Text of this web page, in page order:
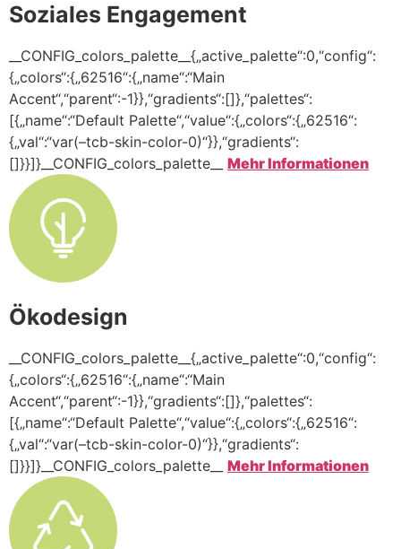
Soziales Engagement
__CONFIG_colors_palette__{„active_palette“:0,“config“:
{„colors“:{„62516“:{„name“:“Main
Accent“,“parent“:-1}},“gradients“:[]},“palettes“:
[{„name“:“Default Palette“,“value“:{„colors“:{„62516“:
{„val“:“var(–tcb-skin-color-0)“}},“gradients“:
[]}}]}__CONFIG_colors_palette__ Mehr Informationen
Ökodesign
__CONFIG_colors_palette__{„active_palette“:0,“config“:
{„colors“:{„62516“:{„name“:“Main
Accent“,“parent“:-1}},“gradients“:[]},“palettes“:
[{„name“:“Default Palette“,“value“:{„colors“:{„62516“:
{„val“:“var(–tcb-skin-color-0)“}},“gradients“:
[]}}]}__CONFIG_colors_palette__ Mehr Informationen